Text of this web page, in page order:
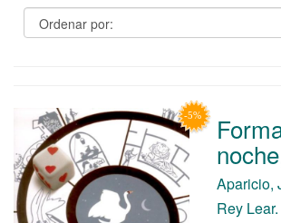
Aparicio,
Rey Lear.